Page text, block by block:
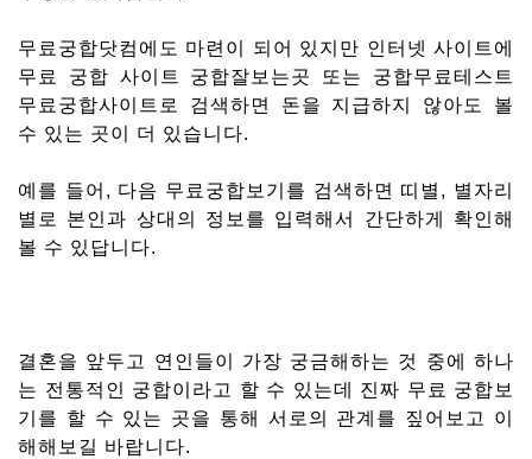
무료궁합닷컴에도 마련이 되어 있지만 인터넷 사이트에
무료 궁합 사이트 궁합잘보는곳 또는 궁합무료테스트
무료궁합사이트로 검색하면 돈을 지급하지 않아도 볼
수 있는 곳이 더 있습니다.
예를 들어, 다음 무료궁합보기를 검색하면 띠별, 별자리
별로 본인과 상대의 정보를 입력해서 간단하게 확인해
볼 수 있답니다.
결혼을 앞두고 연인들이 가장 궁금해하는 것 중에 하나
는 전통적인 궁합이라고 할 수 있는데 진짜 무료 궁합보
기를 할 수 있는 곳을 통해 서로의 관계를 짚어보고 이
해해보길 바랍니다.